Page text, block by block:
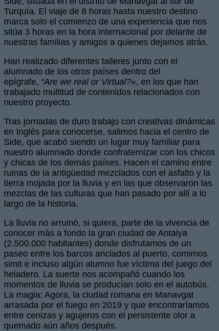
Turquía. El viaje de 8 horas hasta nuestro destino
marca solo el comienzo de una experiencia que nos
sitúa 3 horas en la hora internacional por delante de
nuestras familias y amigos a quienes dejamos atrás.
Han realizado diferentes talleres junto con el
alumnado de los otros países dentro del
epígrafe, “Are we real or Virtual?«, en los que han
trabajado multitud de contenidos relacionados con
nuestro proyecto.
Tras jornadas de duro trabajo con creativas dinámicas
en Inglés para conocerse, salimos hacia el centro de
Side, que acabó siendo un lugar muy familiar para
nuestro alumnado donde confraternizar con los chicos
y chicas de los demás países. Hacen el camino entre
ruinas de la antigüedad mezclados con el asfalto y la
tierra mojada por la lluvia y en las que observaron las
mezclas de las culturas que han pasado por allí a lo
largo de la historia.
La lluvia no arruinó, si quiera, parte de la vivencia de
conocer más a fondo la gran ciudad de Antalya
(2.500.000 habitantes) donde disfrutamos de un
paseo entre los barcos anclados al puerto, comimos
simit e incluso algún alumno fue víctima del juego del
heladero. La suerte nos acompañó cuando los
momentos de lluvia se producían solo en el autobús.
La magia: Agora, la ciudad romana en Manavgat
arrasada por el fuego en 2019 y que encontraríamos
entre cenizas y agujeros con el persistente olor a
quemado aún años después.